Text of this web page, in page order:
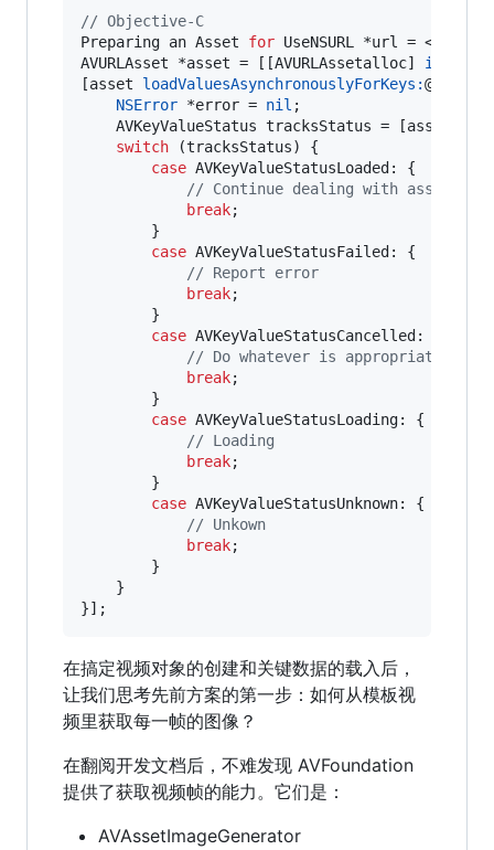
// Objective-C
Preparing an Asset for UseNSURL *url = <#A
AVURLAsset *asset = [[AVURLAssetalloc]
[asset loadValuesAsynchronouslyForKeys:@[
NSError *error = nil ;
    AVKeyValueStatus tracksStatus = [asset
switch (tracksStatus) {
case AVKeyValueStatusLoaded: {
// Continue dealing with asset
break;
        }
case AVKeyValueStatusFailed: {
// Report error
break;
        }
case AVKeyValueStatusCancelled: {
// Do whatever is appropriate for
break;
        }
case AVKeyValueStatusLoading: {
// Loading
break;
        }
case AVKeyValueStatusUnknown: {
// Unkown
break;
        }
    }
}];
在搞定视频对象的创建和关键数据的载入后，
让我们思考先前方案的第一步：如何从模板视
频里获取每一帧的图像？
在翻阅开发文档后，不难发现 AVFoundation
提供了获取视频帧的能力。它们是：
AVAssetImageGenerator